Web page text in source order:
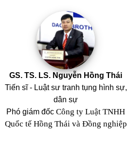
GS. TS. LS. Nguyễn Hồng Thái
Tiến sĩ - Luật sư tranh tụng hình sự,
dân sự
Phó giám đốc Công ty Luật TNHH
Quốc tế Hồng Thái và Đồng nghiệp